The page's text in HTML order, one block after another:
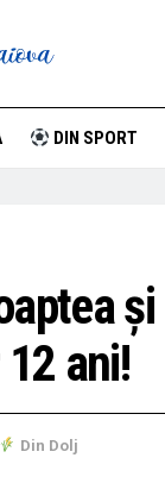
DIN SPORT
ani!
Din Dolj